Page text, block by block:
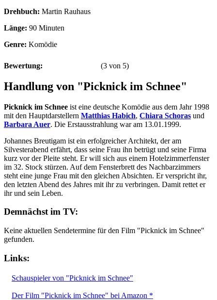
Drehbuch: Martin Rauhaus
Länge: 90 Minuten
Genre: Komödie
Bewertung: (3 von 5)
Handlung von "Picknick im Schnee"
Picknick im Schnee ist eine deutsche Komödie aus dem Jahr 1998
mit den Hauptdarstellern Matthias Habich, Chiara Schoras und
Barbara Auer. Die Erstausstrahlung war am 13.01.1999.
Johannes Breutigam ist ein erfolgreicher Architekt, der am
Silvesterabend erfährt, dass seine Frau ihn betrügt und seine Firma
kurz vor der Pleite steht. Er will sich aus einem Hotelzimmerfenster
im 32. Stock stürzen. Auf dem Fensterbrett des Nachbarzimmers
steht eine junge Frau mit den gleichen Absichten. Er verspricht ihr,
den letzten Abend des Jahres mit ihr zu verbringen. Damit rettet er
ihr und sein Leben.
Demnächst im TV:
Keine aktuellen Sendetermine für den Film "Picknick im Schnee"
gefunden.
Links:
Schauspieler von "Picknick im Schnee"
Der Film "Picknick im Schnee" bei Amazon *